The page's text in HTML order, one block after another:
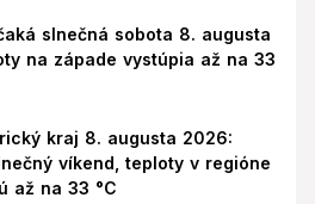
slnečná sobota 8. augusta
na západe vystúpia až na 33
kraj 8. augusta 2026:
víkend, teploty v regióne
až na 33 °C